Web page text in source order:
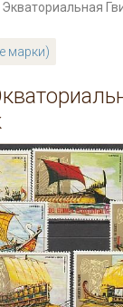
Экваториальная
марки)